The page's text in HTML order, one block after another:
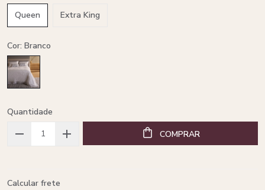
Queen
Extra King
Cor: Branco
Quantidade
COMPRAR
Calcular frete